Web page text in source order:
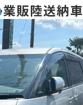
業販陸送納車